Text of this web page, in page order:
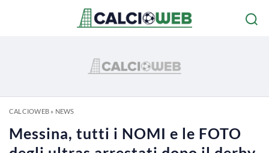
CALCIOWEB» NEWS
Messina, tutti i NOMI e le FOTO